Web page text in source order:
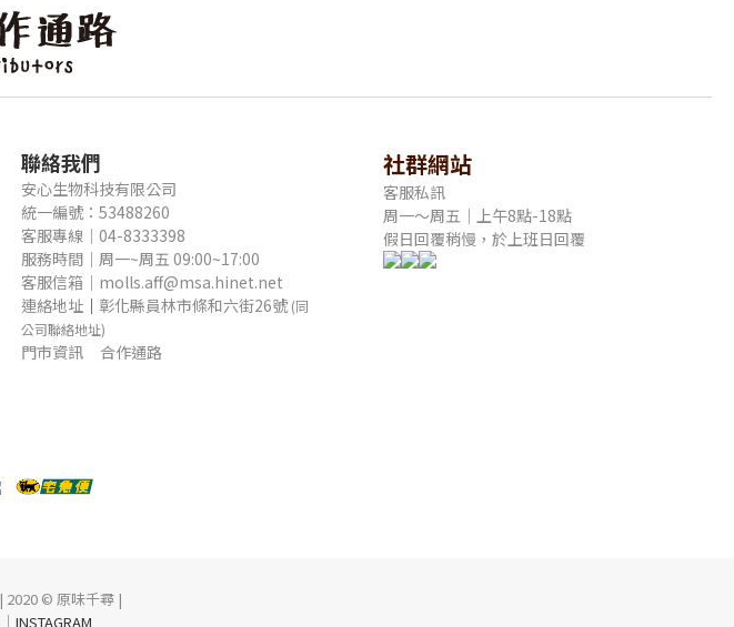
聯絡我們
安心生物科技有限公司
統一編號：53488260
客服專線｜04-8333398
服務時間｜周一~周五 09:00~17:00
客服信箱｜molls.aff@msa.hinet.net
連絡地址 ｜ 彰化縣員林市條和六街26號 (同
公司聯絡地址)
門市資訊 合作通路
社群網站
客服私訊
周一～周五｜上午8點-18點
假日回覆稍慢，於上班日回覆
| 2020 © 原味千尋 |
｜ INSTAGRAM